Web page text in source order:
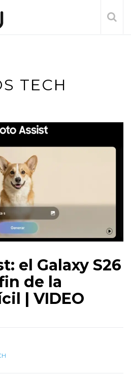
TECH
el Galaxy S26
de la
| VIDEO